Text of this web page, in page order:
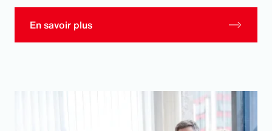
En savoir plus